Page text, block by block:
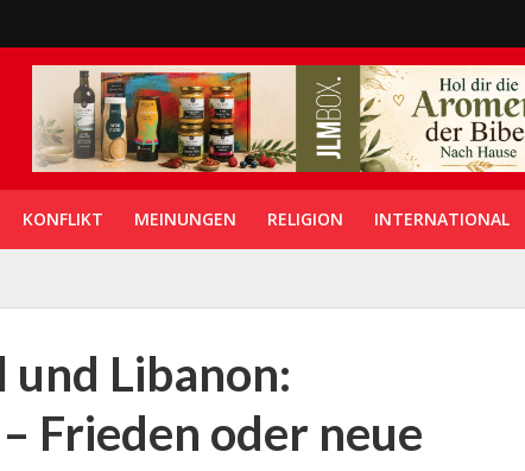
KONFLIKT MEINUNGEN RELIGION INTERNATIONAL
und Libanon:
Frieden oder neue